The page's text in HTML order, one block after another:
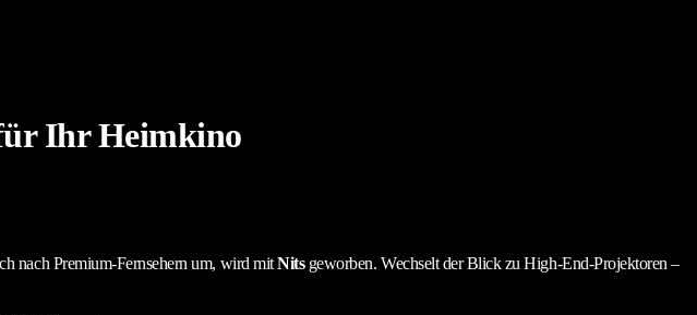
Ihr Heimkino
nach Premium-Fernsehern um, wird mitNitsgeworben. Wechselt der Blick zu High-End-Projektoren –